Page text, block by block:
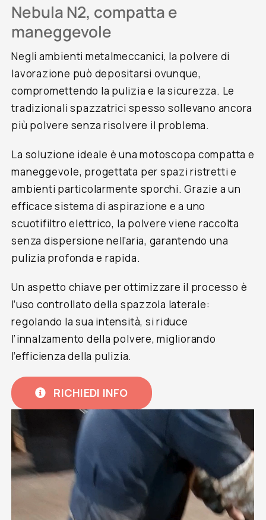
Nebula N2, compatta e
maneggevole
Negli ambienti metalmeccanici, la polvere di
lavorazione può depositarsi ovunque,
compromettendo la pulizia e la sicurezza. Le
tradizionali spazzatrici spesso sollevano ancora
più polvere senza risolvere il problema.
La soluzione ideale è una motoscopa compatta e
maneggevole, progettata per spazi ristretti e
ambienti particolarmente sporchi. Grazie a un
efficace sistema di aspirazione e a uno
scuotifiltro elettrico, la polvere viene raccolta
senza dispersione nell’aria, garantendo una
pulizia profonda e rapida.
Un aspetto chiave per ottimizzare il processo è
l’uso controllato della spazzola laterale:
regolando la sua intensità, si riduce
l’innalzamento della polvere, migliorando
l’efficienza della pulizia.
RICHIEDI INFO